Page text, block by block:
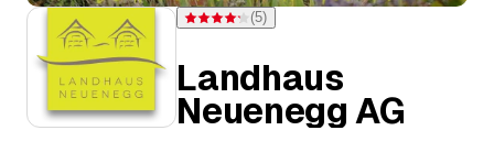
Bewertung 4,2 von 5 Sternen bei 5 Bewertungen
(5)
Landhaus
Neuenegg AG